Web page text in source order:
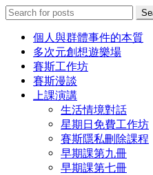
Search
for:
個人與群體事件的本質
多次元創想遊樂場
賽斯工作坊
賽斯漫談
上課演講
生活情境對話
星期日免費工作坊
賽斯隱私刪除課程
早期課第九冊
早期課第七冊